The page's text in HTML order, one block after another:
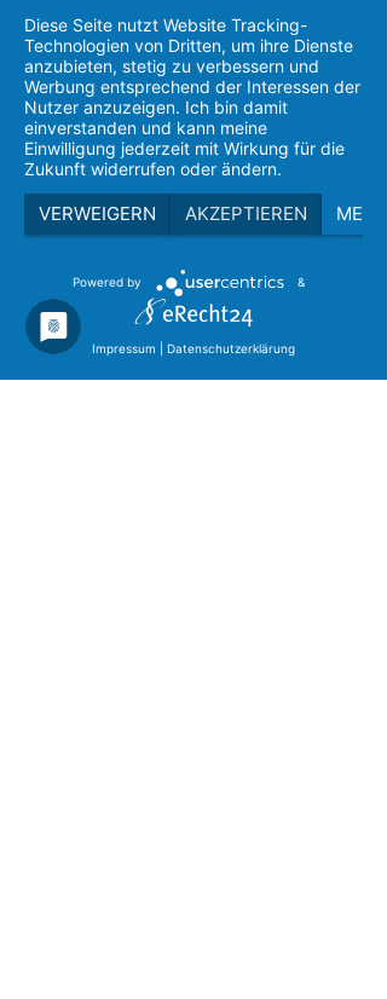
Diese Seite nutzt Website Tracking-
Technologien von Dritten, um ihre Dienste
anzubieten, stetig zu verbessern und
Werbung entsprechend der Interessen der
Nutzer anzuzeigen. Ich bin damit
einverstanden und kann meine
Einwilligung jederzeit mit Wirkung für die
Zukunft widerrufen oder ändern.
VERWEIGERN AKZEPTIEREN MEHR
Powered by &
Impressum Datenschutzerklärung